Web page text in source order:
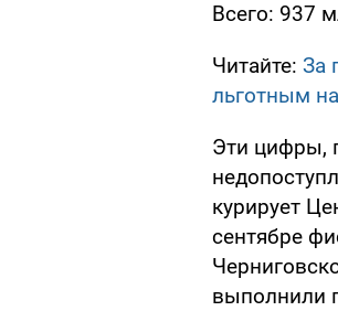
Всего: 937
Читайте: За
льготным
Эти цифры,
курирует
сентябре
выполнили